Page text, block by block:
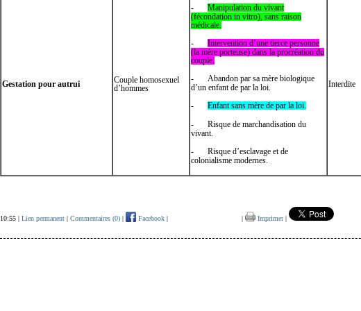
Gestation pour autrui
Couple homosexuel
d’hommes
-
Manipulation du vivant
(fécondation in vitro), sans raison
médicale.
-
Intervention d’une tierce personne
(la mère porteuse) dans la procréation du
couple.
-
Abandon par sa mère biologique
d’un enfant de par la loi.
- Enfant sans mère de par la loi.
-
Risque de marchandisation du
vivant.
-
Risque d’esclavage et de
colonialisme modernes.
Interdite
10:55 | Lien permanent | Commentaires (0) | Facebook | | Imprimer|